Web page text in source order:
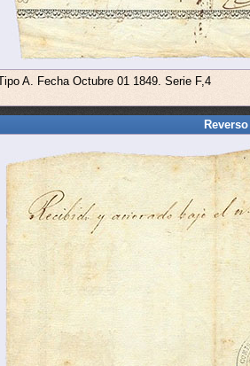
A. Fecha Octubre 01 1849. Serie F,4
Reverso